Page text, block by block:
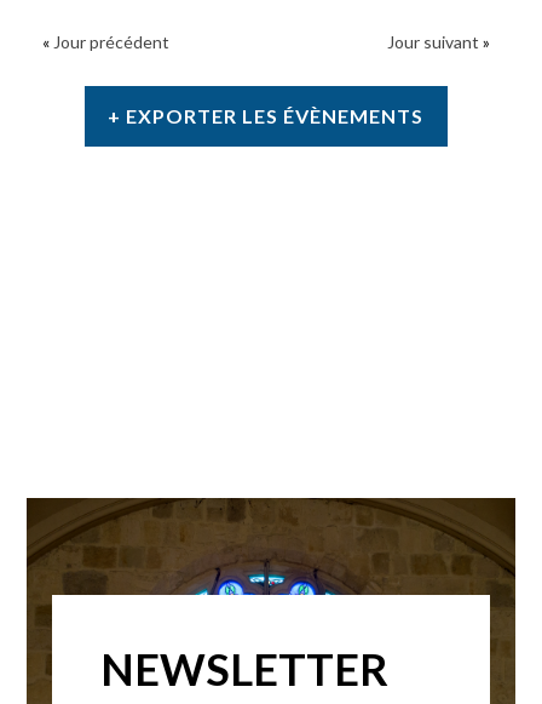
« Jour précédent Jour suivant »
+ EXPORTER LES ÉVÈNEMENTS
NEWSLETTER